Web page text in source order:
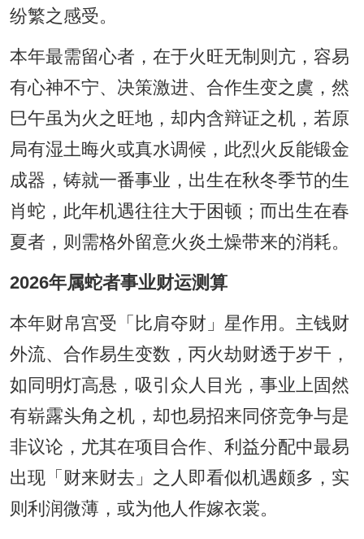
纷繁之感受。
本年最需留心者，在于火旺无制则亢，容易
有心神不宁、决策激进、合作生变之虞，然
巳午虽为火之旺地，却内含辩证之机，若原
局有湿土晦火或真水调候，此烈火反能锻金
成器，铸就一番事业，出生在秋冬季节的生
肖蛇，此年机遇往往大于困顿；而出生在春
夏者，则需格外留意火炎土燥带来的消耗。
2026年属蛇者事业财运测算
本年财帛宫受「比肩夺财」星作用。主钱财
外流、合作易生变数，丙火劫财透于岁干，
如同明灯高悬，吸引众人目光，事业上固然
有崭露头角之机，却也易招来同侪竞争与是
非议论，尤其在项目合作、利益分配中最易
出现「财来财去」之人即看似机遇颇多，实
则利润微薄，或为他人作嫁衣裳。